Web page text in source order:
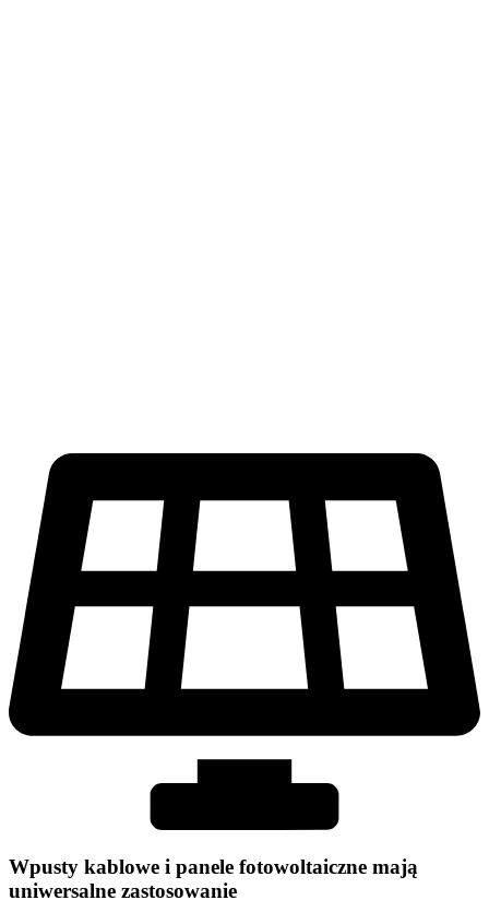
Wpusty kablowe i panele fotowoltaiczne mają
uniwersalne zastosowanie